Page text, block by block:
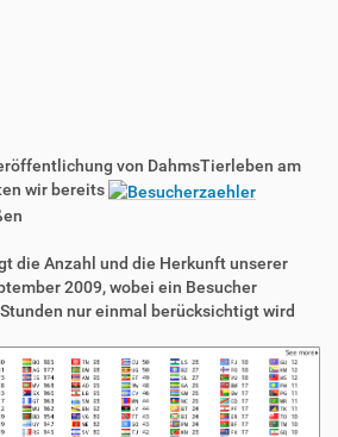
von DahmsTierleben am
wir bereits
die Anzahl und die Herkunft unserer
2009, wobei ein Besucher
nur einmal berücksichtigt wird